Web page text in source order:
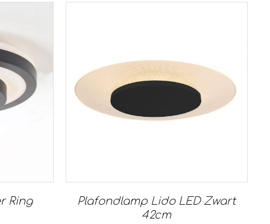
Ring
Plafondlamp Lido LED Zwart
42cm